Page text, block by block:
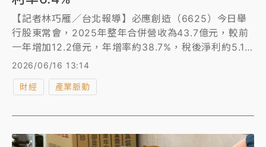
【記者林巧雁／台北報導】必應創造（6625）今日舉
行股東常會，2025年整年合併營收為43.7億元，較前
一年增加12.2億元，年增率約38.7%，稅後淨利約5.11
億元，再創歷史新高。每股稅後盈餘9.13元，配發每股
6.4%。
2026/06/16 13:14
財經 產業脈動